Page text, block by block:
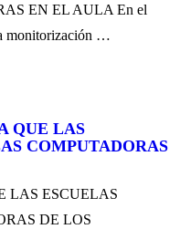
EN EL AULA En el
monitorización …
QUE LAS
COMPUTADORAS
LAS ESCUELAS
DE LOS